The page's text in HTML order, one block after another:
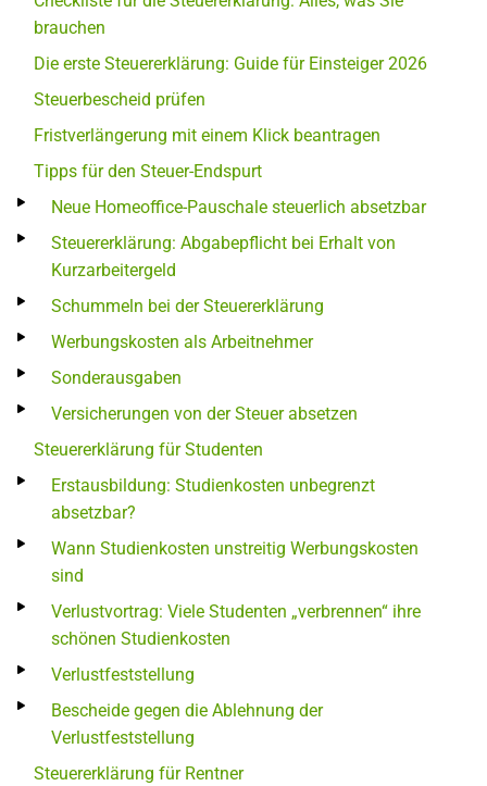
brauchen
Die erste Steuererklärung: Guide für Einsteiger 2026
Steuerbescheid prüfen
Fristverlängerung mit einem Klick beantragen
Tipps für den Steuer-Endspurt
Neue Homeoffice-Pauschale steuerlich absetzbar
Steuererklärung: Abgabepflicht bei Erhalt von
Kurzarbeitergeld
Schummeln bei der Steuererklärung
Werbungskosten als Arbeitnehmer
Sonderausgaben
Versicherungen von der Steuer absetzen
Steuererklärung für Studenten
Erstausbildung: Studienkosten unbegrenzt
absetzbar?
Wann Studienkosten unstreitig Werbungskosten
sind
Verlustvortrag: Viele Studenten „verbrennen“ ihre
schönen Studienkosten
Verlustfeststellung
Bescheide gegen die Ablehnung der
Verlustfeststellung
Steuererklärung für Rentner